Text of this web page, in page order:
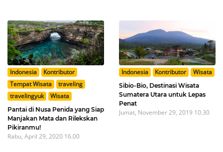
Indonesia
Kontributor
Tempat Wisata
traveling
travelingyuk
Wisata
Pantai di Nusa Penida yang Siap
Manjakan Mata dan Rilekskan
Pikiranmu!
Rabu, April 29, 2020 16.00
Indonesia Kontributor Wisata
Sibio-Bio, Destinasi Wisata
Sumatera Utara untuk Lepas
Penat
Jumat, November 29, 2019 10.30